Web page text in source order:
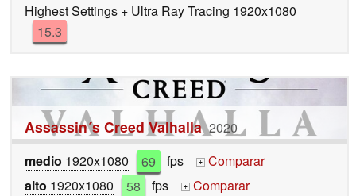
Highest Settings + Ultra Ray Tracing 1920x1080
15.3
Assassin´s Creed Valhalla 2020
medio 1920x1080 69 fps +
Comparar
alto 1920x1080 58 fps +
Comparar